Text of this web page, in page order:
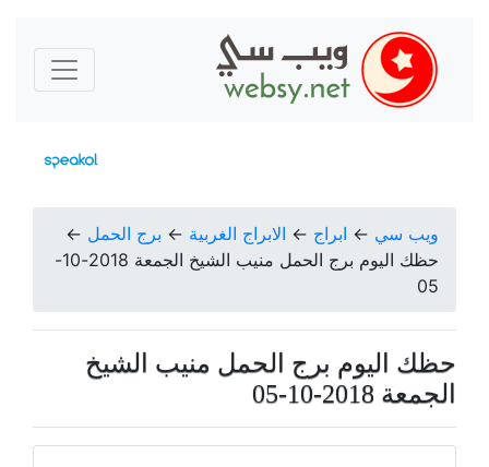
ويب سي ← ابراج ← الابراج الغربية ← برج الحمل ←
حظك اليوم برج الحمل منيب الشيخ الجمعة 2018-10-
05
حظك اليوم برج الحمل منيب الشيخ
الجمعة 2018-10-05